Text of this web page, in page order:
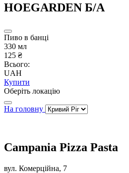
HOEGARDEN Б/А
Пиво в банці
330 мл
125 ₴
Всього:
UAH
Купити
Оберіть локацію
На головну
Campania Pizza Pasta
вул. Комерційна, 7